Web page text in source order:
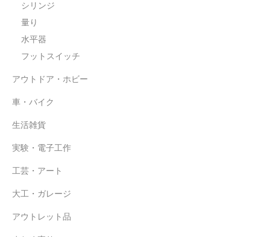
水平器
フットスイッチ
ヒートプレート
アウトドア・ホビー
車・バイク
シリンジ
量り
水平器
フットスイッチ
アウトドア・ホビー
車・バイク
生活雑貨
実験・電子工作
工芸・アート
大工・ガレージ
アウトレット品